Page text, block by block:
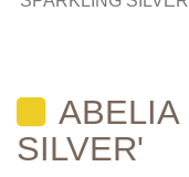
ABELIA
SILVER'